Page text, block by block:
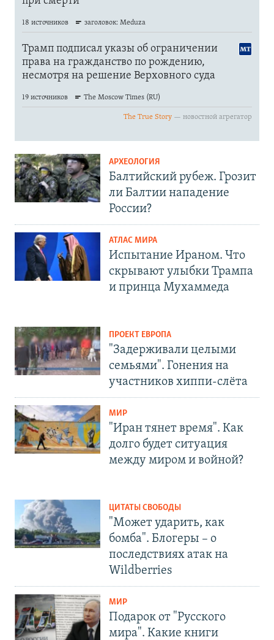
АРХЕОЛОГИЯ
Балтийский рубеж. Грозит
ли Балтии нападение
России?
АТЛАС МИРА
Испытание Ираном. Что
скрывают улыбки Трампа
и принца Мухаммеда
ПРОЕКТ ЕВРОПА
"Задерживали целыми
семьями". Гонения на
участников хиппи-слёта
МИР
"Иран тянет время". Как
долго будет ситуация
между миром и войной?
ЦИТАТЫ СВОБОДЫ
"Может ударить, как
бомба". Блогеры – о
последствиях атак на
Wildberries
МИР
Подарок от "Русского
мира". Какие книги